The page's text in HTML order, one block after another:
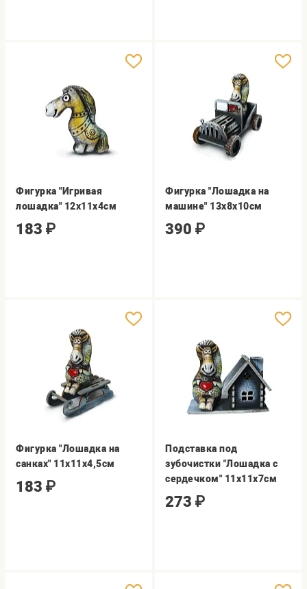
Фигурка "Игривая
лошадка" 12х11х4см
183 ₽
Фигурка "Лошадка на
машине" 13х8х10см
390 ₽
Фигурка "Лошадка на
санках" 11х11х4,5см
183 ₽
Подставка под
зубочистки "Лошадка с
сердечком" 11х11х7см
273 ₽